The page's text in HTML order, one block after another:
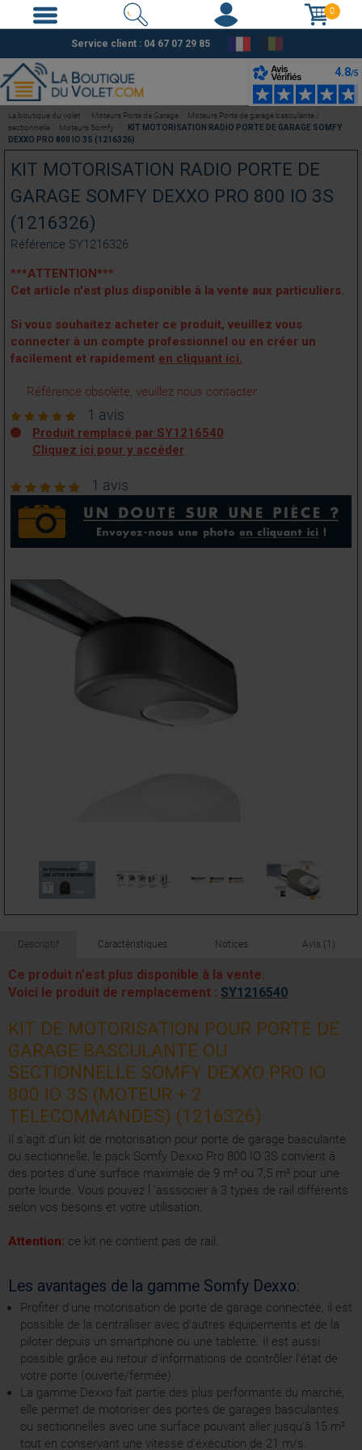
0
Service client : 04 67 07 29 85
KIT MOTORISATION RADIO PORTE DE
GARAGE SOMFY DEXXO PRO 800 IO 3S
(1216326)
Référence SY1216326
***ATTENTION***
Cet article n'est plus disponible à la vente aux particuliers.
Si vous souhaitez acheter ce produit, veuillez vous
connecter à un compte professionnel ou en créer un
facilement et rapidement en cliquant ici.
Référence obsolète, veuillez nous contacter
1 avis
Produit remplacé par SY1216540
Cliquez ici pour y accéder
1 avis
Descriptif Caractéristiques Notices Avis (1)
Ce produit n'est plus disponible à la vente.
Voici le produit de remplacement : SY1216540
KIT DE MOTORISATION POUR PORTE DE
GARAGE BASCULANTE OU
SECTIONNELLE SOMFY DEXXO PRO IO
800 IO 3S (MOTEUR + 2
TELECOMMANDES) (1216326)
Il s'agit d'un kit de motorisation pour porte de garage basculante
ou sectionnelle, le pack Somfy Dexxo Pro 800 IO 3S convient à
des portes d'une surface maximale de 9 m² ou 7,5 m² pour une
porte lourde. Vous pouvez l 'asssocier à 3 types de rail différents
selon vos besoins et votre utilisation.
Attention: ce kit ne contient pas de rail.
Les avantages de la gamme Somfy Dexxo:
Profiter d'une motorisation de porte de garage connectée, il est
possible de la centraliser avec d'autres équipements et de la
piloter depuis un smartphone ou une tablette. Il est aussi
possible grâce au retour d'informations de contrôler l'état de
votre porte (ouverte/fermée).
La gamme Dexxo fait partie des plus performante du marché,
elle permet de motoriser des portes de garages basculantes
ou sectionnelles avec une surface pouvant aller jusqu'à 15 m²
tout en conservant une vitesse d'éxécution de 21 m/s.
La boutique du volet Moteurs Porte de Garage
Moteurs Porte de garage basculante /
sectionnelle
Moteurs Somfy
KIT MOTORISATION RADIO PORTE DE GARAGE SOMFY
DEXXO PRO 800 IO 3S (1216326)